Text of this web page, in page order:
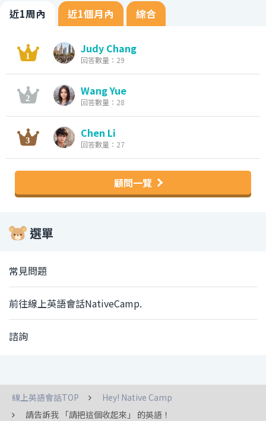
近1周內 近1個月內 綜合
Judy Chang
回答數量：29
Wang Yue
回答數量：28
Chen Li
回答數量：27
顧問一覽
選單
常見問題
前往線上英語會話NativeCamp.
諮詢
線上英語會話TOP
Hey! Native Camp
請告訴我 「請把這個收起來」 的英語！